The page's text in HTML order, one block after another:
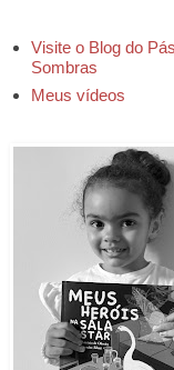
Visite o Blog do
Sombras
Meus vídeos